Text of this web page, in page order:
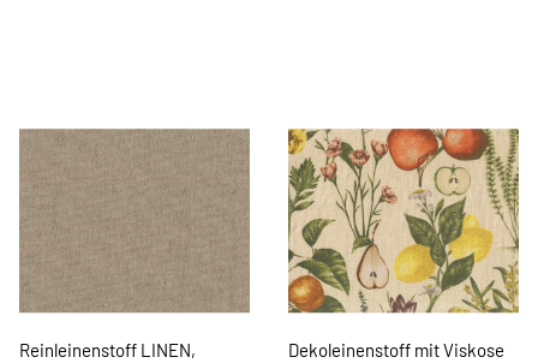
Reinleinenstoff LINEN,
Dekoleinenstoff mit Viskose